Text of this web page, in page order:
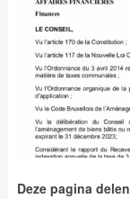
Deze pagina delen